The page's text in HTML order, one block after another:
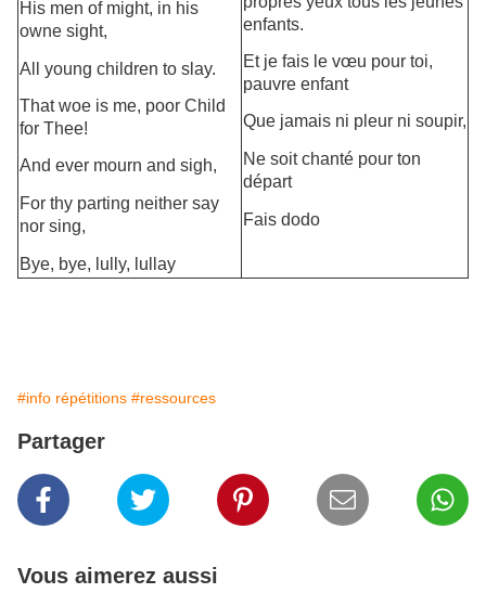
His men of might, in his
owne sight,
All young children to slay.
That woe is me, poor Child
for Thee!
And ever mourn and sigh,
For thy parting neither say
nor sing,
Bye, bye, lully, lullay
enfants.
Et je fais le vœu pour toi,
pauvre enfant
Que jamais ni pleur ni soupir,
Ne soit chanté pour ton
départ
Fais dodo
#info répétitions #ressources
Partager
Vous aimerez aussi